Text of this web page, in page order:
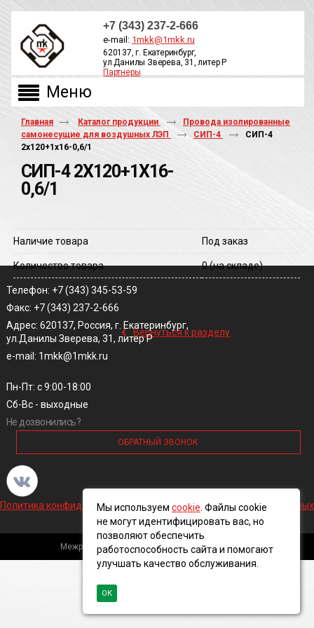
+7 (343) 237-2-666
e-mail: 1mkk@1mkk.ru
620137, г. Екатеринбург,
ул.Данилы Зверева, 31, литер Р
Партнеры
Главная Каталог продукции
Провода изолированные
самонесущие для воздушных ЛЭП
СИП-4
СИП-4
2х120+1х16-0,6/1
СИП-4 2Х120+1Х16-
0,6/1
Наличие товара Под заказ
Количество товара 0(на складе)
‹ Вернуться к разделу
Телефон: +7 (343) 345-53-59
Факс: +7 (343) 237-2-666
Адрес: 620137, Россия, г. Екатеринбург,
ул.Данилы Зверева, 31, литер Р
e-mail: 1mkk@1mkk.ru
Пн-Пт: с 9:00-18:00
Сб-Вс - выходные
Не дозвонились?
ОБРАТНЫЙ ЗВОНОК
Политика конфиденциальности и обработки персональных данных
Межрегиональная кабельная компания, 2016 ©
Мы используем cookie . Файлы cookie
не могут идентифицировать вас, но
позволяют обеспечить
работоспособность сайта и помогают
улучшать качество обслуживания.
ОК